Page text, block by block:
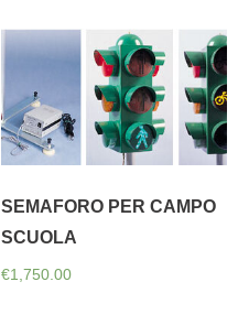
SEMAFORO PER CAMPO
SCUOLA
€1,750.00